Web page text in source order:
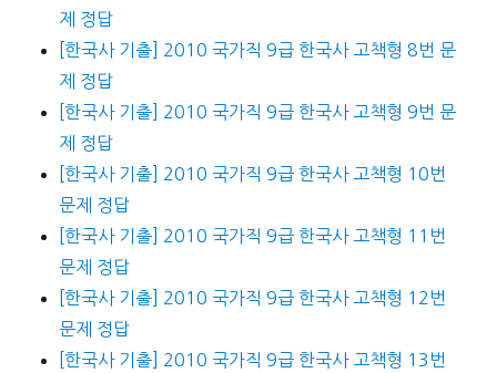
제 정답
[한국사 기출] 2010 국가직 9급 한국사 고책형 8번 문
제 정답
[한국사 기출] 2010 국가직 9급 한국사 고책형 9번 문
제 정답
[한국사 기출] 2010 국가직 9급 한국사 고책형 10번
문제 정답
[한국사 기출] 2010 국가직 9급 한국사 고책형 11번
문제 정답
[한국사 기출] 2010 국가직 9급 한국사 고책형 12번
문제 정답
[한국사 기출] 2010 국가직 9급 한국사 고책형 13번